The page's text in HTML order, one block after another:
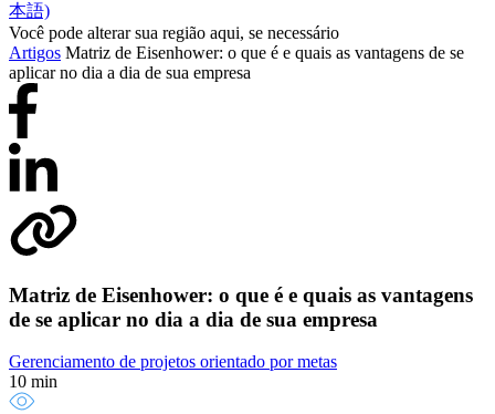
本語)
Você pode alterar sua região aqui, se necessário
Artigos Matriz de Eisenhower: o que é e quais as vantagens de se
aplicar no dia a dia de sua empresa
Matriz de Eisenhower: o que é e quais as vantagens
de se aplicar no dia a dia de sua empresa
Gerenciamento de projetos orientado por metas
10 min